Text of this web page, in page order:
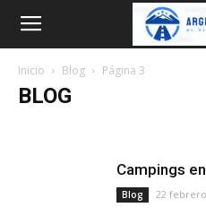
Argentina
Inicio Blog Página 3
BLOG
Parques Nacionales
Planificar
Transporte Travel guides
Campings
Blog 22